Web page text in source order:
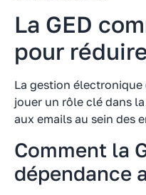
La GED
pour
La gestion électronique
jouer un rôle clé dans
aux emails au sein des
Comment la
dépendance